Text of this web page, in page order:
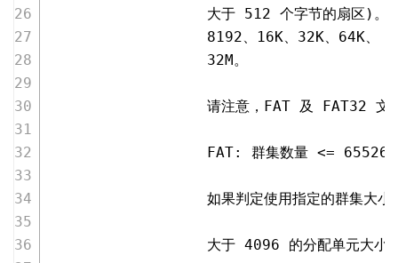
                  大于
512 个字节的扇区)。
8192、 16K、 32K、 64K、
32M。
请注意，FAT 及 FAT32 文件
                  FAT: 群集数量 <=
65526
如果判定使用指定的群集大小
                  大于
4096 的分配单元大小